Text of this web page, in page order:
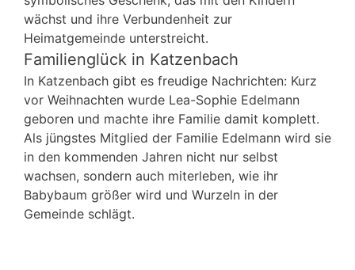
wächst und ihre Verbundenheit zur
Heimatgemeinde unterstreicht.
Familienglück in Katzenbach
In Katzenbach gibt es freudige Nachrichten: Kurz
vor Weihnachten wurde Lea-Sophie Edelmann
geboren und machte ihre Familie damit komplett.
Als jüngstes Mitglied der Familie Edelmann wird sie
in den kommenden Jahren nicht nur selbst
wachsen, sondern auch miterleben, wie ihr
Babybaum größer wird und Wurzeln in der
Gemeinde schlägt.